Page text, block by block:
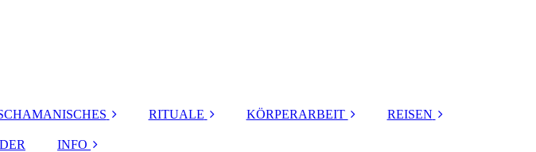
RITUALE KÖRPERARBEIT REISEN
INFO